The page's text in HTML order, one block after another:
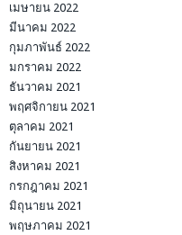
เมษายน 2022
มีนาคม 2022
กุมภาพันธ์ 2022
มกราคม 2022
ธันวาคม 2021
พฤศจิกายน 2021
ตุลาคม 2021
กันยายน 2021
สิงหาคม 2021
กรกฎาคม 2021
มิถุนายน 2021
พฤษภาคม 2021